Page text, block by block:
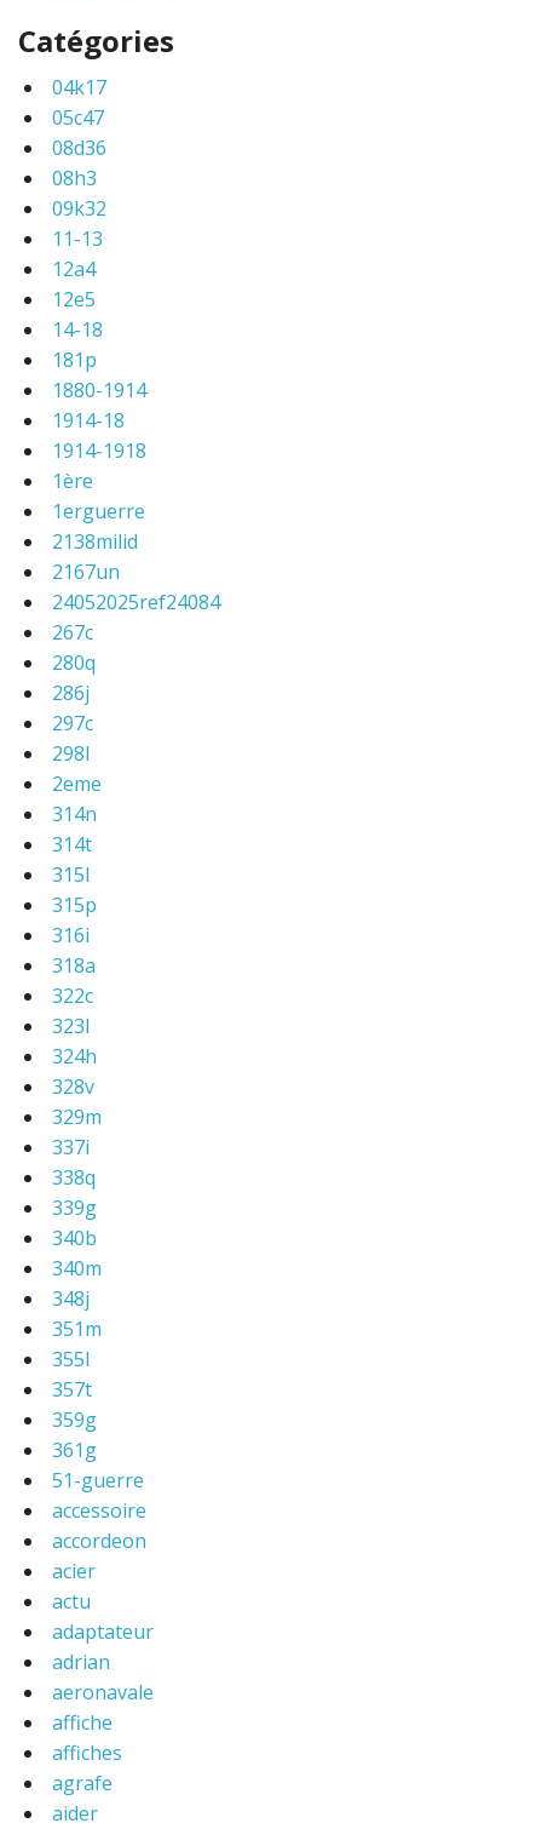
Catégories
04k17
05c47
08d36
08h3
09k32
11-13
12a4
12e5
14-18
181p
1880-1914
1914-18
1914-1918
1ère
1erguerre
2138milid
2167un
24052025ref24084
267c
280q
286j
297c
298l
2eme
314n
314t
315l
315p
316i
318a
322c
323l
324h
328v
329m
337i
338q
339g
340b
340m
348j
351m
355l
357t
359g
361g
51-guerre
accessoire
accordeon
acier
actu
adaptateur
adrian
aeronavale
affiche
affiches
agrafe
aider